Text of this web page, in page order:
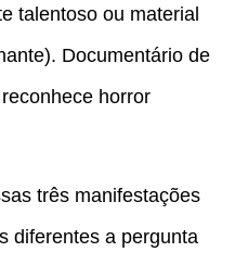
talentoso ou material
Documentário de
horror
três manifestações
diferentes a pergunta